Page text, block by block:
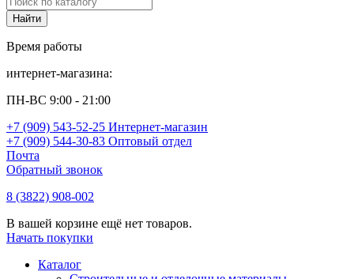
Время работы
интернет-магазина:
ПН-ВС 9:00 - 21:00
+7 (909) 543-52-25 Интернет-магазин
+7 (909) 544-30-83 Оптовый отдел
Почта
Обратный звонок
8 (3822) 908-002
В вашей корзине ещё нет товаров.
Начать покупки
Каталог